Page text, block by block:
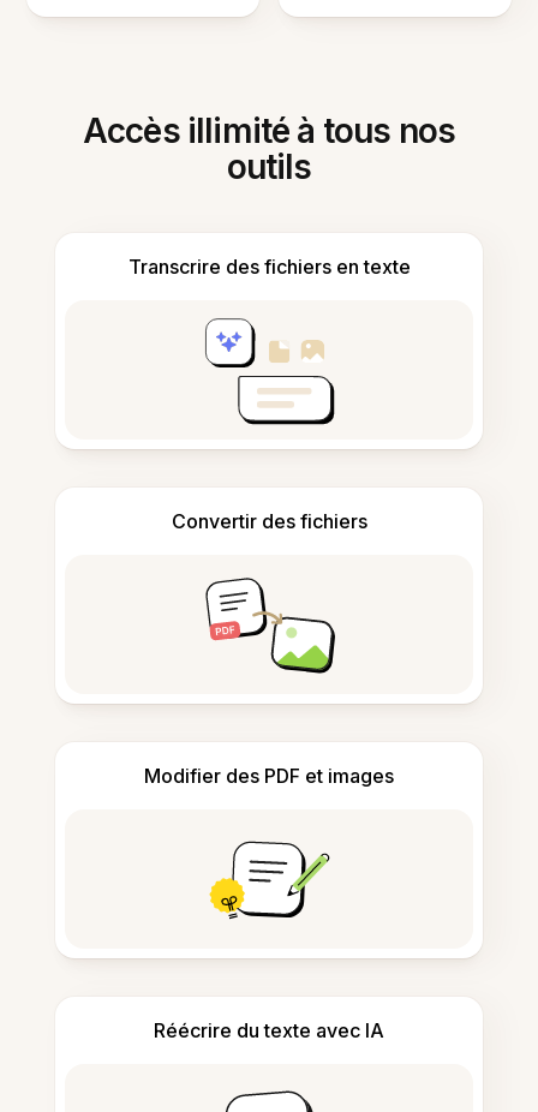
Accès illimité à tous nos
outils
Transcrire des fichiers en texte
Convertir des fichiers
Modifier des PDF et images
Réécrire du texte avec IA